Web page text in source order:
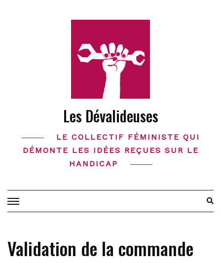
Les Dévalideuses
LE COLLECTIF FÉMINISTE QUI
DÉMONTE LES IDÉES REÇUES SUR LE
HANDICAP
Validation de la commande